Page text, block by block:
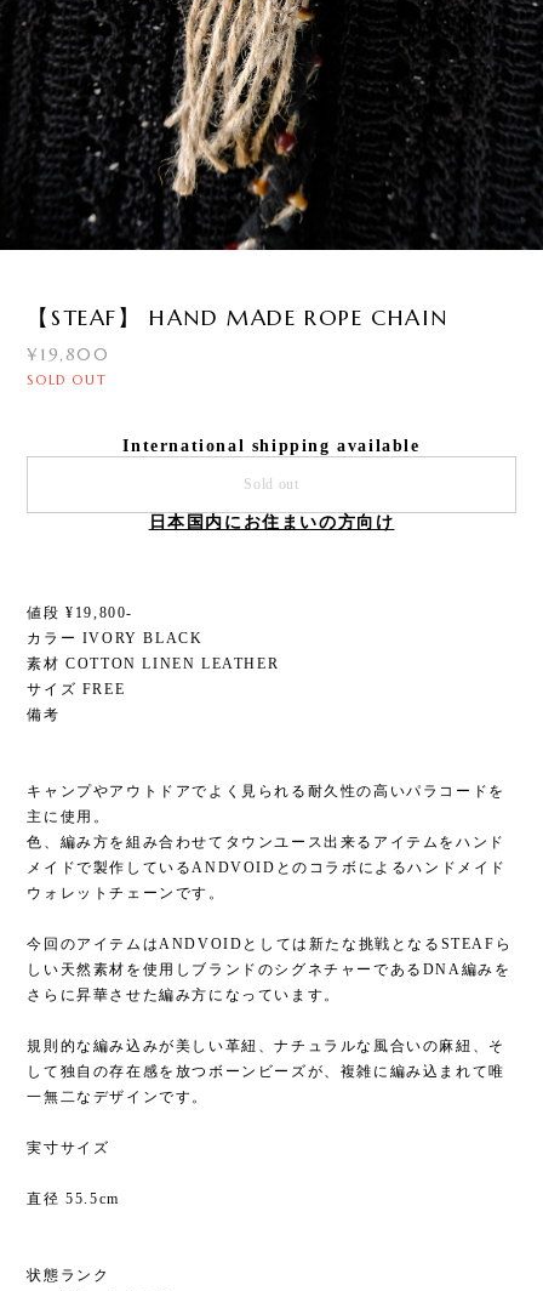
4 /6
【STEAF】 HAND MADE ROPE CHAIN
¥19,800
SOLD OUT
International shipping available
Sold out
日本国内にお住まいの方向け
値段 ¥19,800-
カラー IVORY BLACK
素材 COTTON LINEN LEATHER
サイズ FREE
備考
キャンプやアウトドアでよく見られる耐久性の高いパラコードを
主に使用。
色、編み方を組み合わせてタウンユース出来るアイテムをハンド
メイドで製作しているANDVOIDとのコラボによるハンドメイド
ウォレットチェーンです。
今回のアイテムはANDVOIDとしては新たな挑戦となるSTEAFら
しい天然素材を使用しブランドのシグネチャーであるDNA編みを
さらに昇華させた編み方になっています。
規則的な編み込みが美しい革紐、ナチュラルな風合いの麻紐、そ
して独自の存在感を放つボーンビーズが、複雑に編み込まれて唯
一無二なデザインです。
実寸サイズ
直径 55.5cm
状態ランク